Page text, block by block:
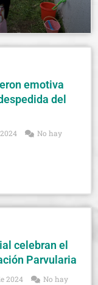
emotiva
del
No hay
celebran el
Parvularia
2024
No hay